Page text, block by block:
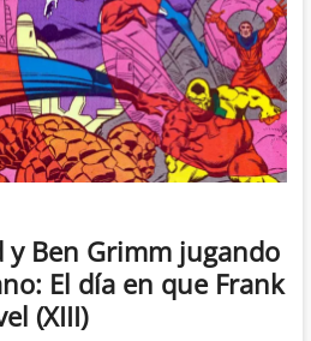
Ben Grimm jugando
El día en que Frank
(XIII)